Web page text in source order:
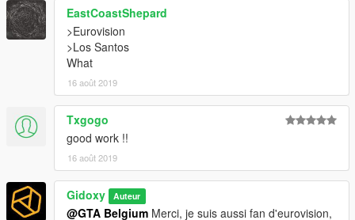
EastCoastShepard
>Eurovision
>Los Santos
What
16 août 2019
Txgogo
good work !!
16 août 2019
Gidoxy Auteur
@GTA Belgium Merci, je suis aussi fan d'eurovision,